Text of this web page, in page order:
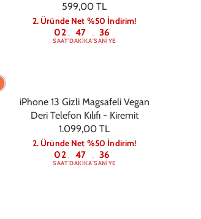
599,00 TL
2. Üründe Net %50 İndirim!
02
SAAT: 47
DAKIKA: 36
SANIYE
iPhone 13 Gizli Magsafeli Vegan
Deri Telefon Kılıfı - Kiremit
1.099,00 TL
2. Üründe Net %50 İndirim!
02
SAAT: 47
DAKIKA: 36
SANIYE